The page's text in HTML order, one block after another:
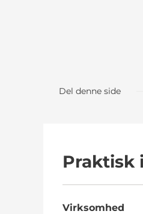
Del denne side
Praktisk
Virksomhed